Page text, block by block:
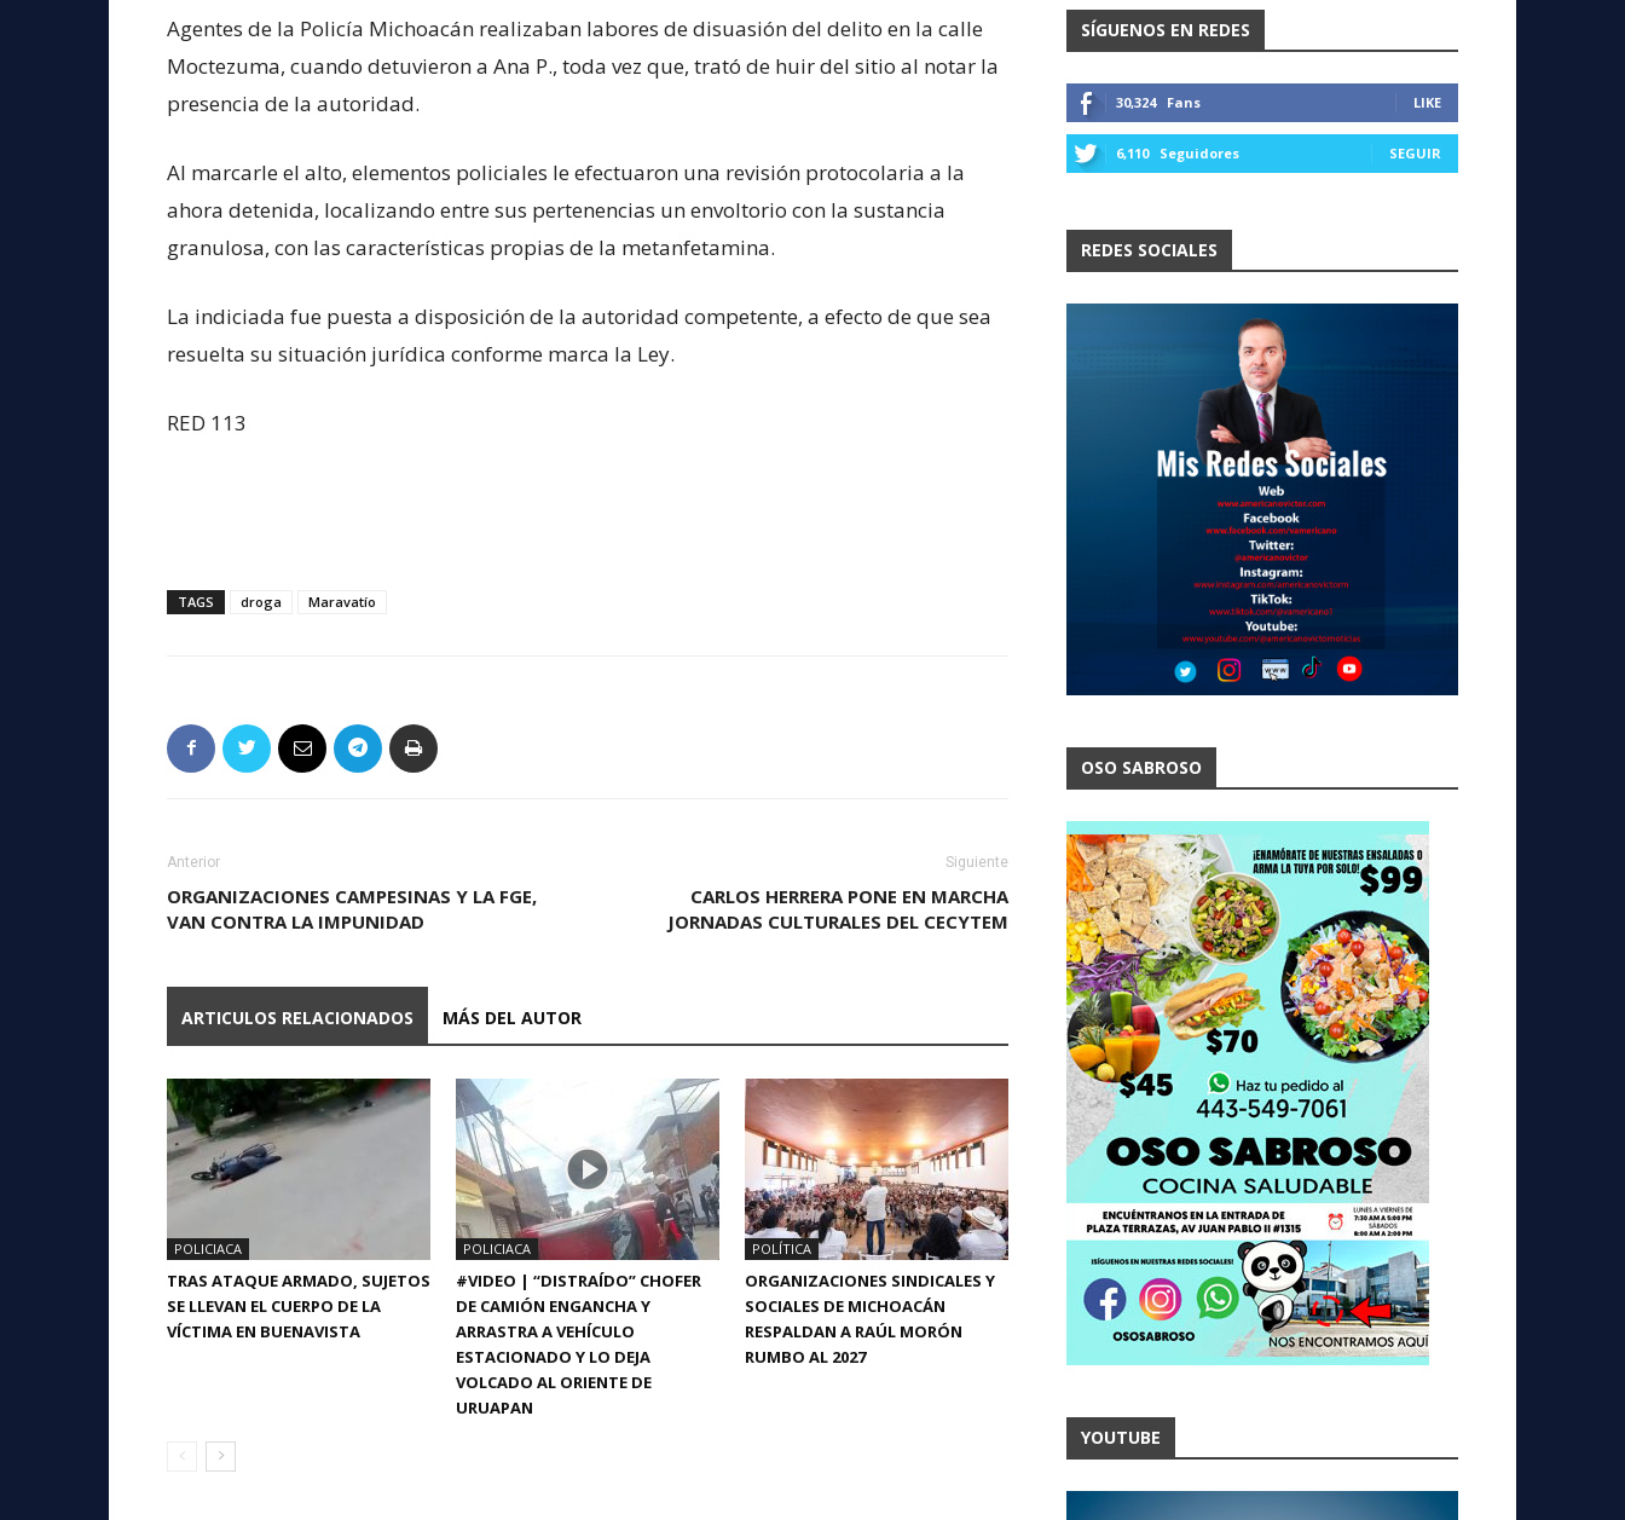
Agentes de la Policía Michoacán realizaban labores de disuasión del delito en la calle
Moctezuma, cuando detuvieron a Ana P., toda vez que, trató de huir del sitio al notar la
presencia de la autoridad.
Al marcarle el alto, elementos policiales le efectuaron una revisión protocolaria a la
ahora detenida, localizando entre sus pertenencias un envoltorio con la sustancia
granulosa, con las características propias de la metanfetamina.
La indiciada fue puesta a disposición de la autoridad competente, a efecto de que sea
resuelta su situación jurídica conforme marca la Ley.
RED 113
TAGS droga Maravatío
Anterior
ORGANIZACIONES CAMPESINAS Y LA FGE,
VAN CONTRA LA IMPUNIDAD
Siguiente
CARLOS HERRERA PONE EN MARCHA
JORNADAS CULTURALES DEL CECYTEM
ARTICULOS RELACIONADOS MÁS DEL AUTOR
POLICIACA
TRAS ATAQUE ARMADO, SUJETOS
SE LLEVAN EL CUERPO DE LA
VÍCTIMA EN BUENAVISTA
POLICIACA
#VIDEO | “DISTRAÍDO” CHOFER
DE CAMIÓN ENGANCHA Y
ARRASTRA A VEHÍCULO
ESTACIONADO Y LO DEJA
VOLCADO AL ORIENTE DE
URUAPAN
POLÍTICA
ORGANIZACIONES SINDICALES Y
SOCIALES DE MICHOACÁN
RESPALDAN A RAÚL MORÓN
RUMBO AL 2027
SÍGUENOS EN REDES
30,324 Fans LIKE
6,110 Seguidores SEGUIR
REDES SOCIALES
OSO SABROSO
YOUTUBE